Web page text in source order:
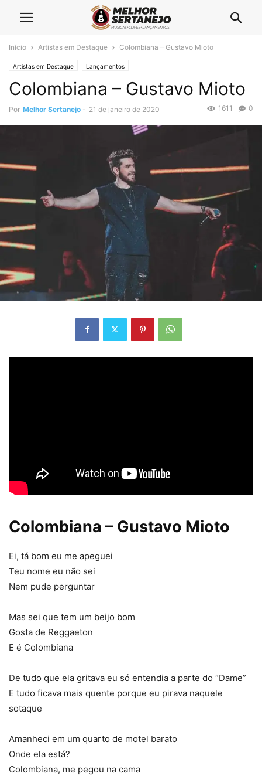
Início Artistas em Destaque Colombiana – Gustavo Mioto
Artistas em Destaque Lançamentos
Colombiana – Gustavo Mioto
Por Melhor Sertanejo - 21 de janeiro de 2020 0
1611
Colombiana – Gustavo Mioto
Ei, tá bom eu me apeguei
Teu nome eu não sei
Nem pude perguntar
Mas sei que tem um beijo bom
Gosta de Reggaeton
E é Colombiana
De tudo que ela gritava eu só entendia a parte do “Dame”
E tudo ficava mais quente porque eu pirava naquele
sotaque
Amanheci em um quarto de motel barato
Onde ela está?
Colombiana, me pegou na cama